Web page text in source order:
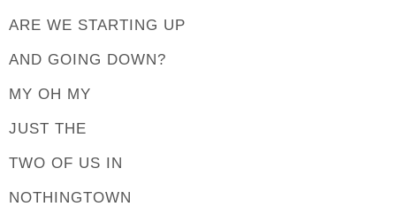
ARE WE STARTING UP
AND GOING DOWN?
MY OH MY
JUST THE
TWO OF US IN
NOTHINGTOWN